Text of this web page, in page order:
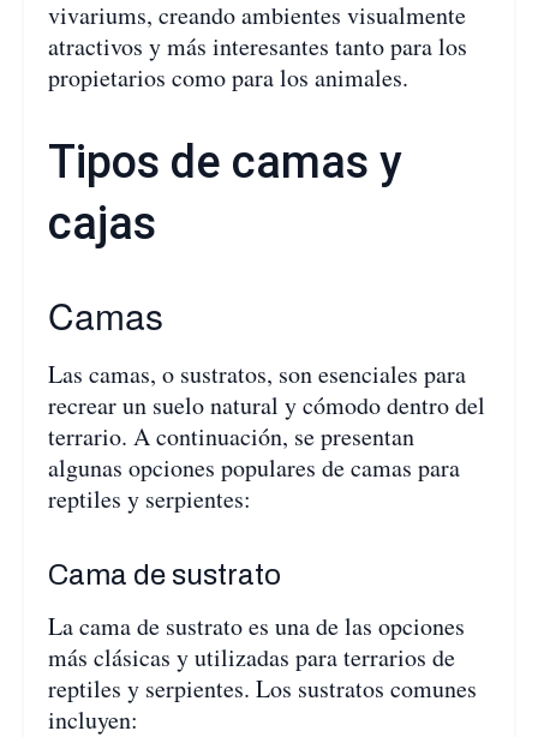
vivariums, creando ambientes visualmente
atractivos y más interesantes tanto para los
propietarios como para los animales.
Tipos de camas y
cajas
Camas
Las camas, o sustratos, son esenciales para
recrear un suelo natural y cómodo dentro del
terrario. A continuación, se presentan
algunas opciones populares de camas para
reptiles y serpientes:
Cama de sustrato
La cama de sustrato es una de las opciones
más clásicas y utilizadas para terrarios de
reptiles y serpientes. Los sustratos comunes
incluyen: